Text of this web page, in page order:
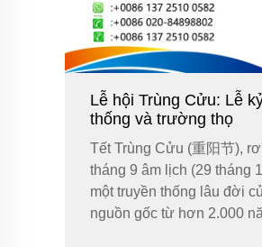
Lễ hội Trùng Cửu: Lễ
thống và trường thọ
Tết Trùng Cửu (重阳节),
tháng 9 âm lịch (29 tháng
một truyền thống lâu đời
nguồn gốc từ hơn 2.000